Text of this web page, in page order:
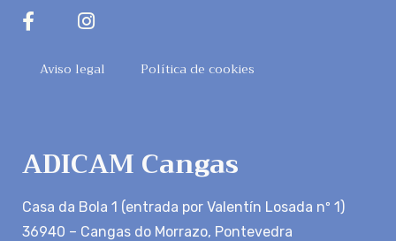
Aviso legal Política de cookies
ADICAM Cangas
Casa da Bola 1 (entrada por Valentín Losada nº 1)
36940 – Cangas do Morrazo, Pontevedra